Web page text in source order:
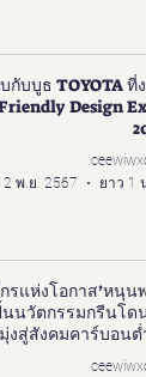
กับบูธ TOYOTA ที่ง
Design
พ.ย. 2567
ยาว 1
รแห่งโอกาส’หนุนพ
นวัตกรรมกรีนโดน
มุ่งสู่สังคมคาร์บอนต่